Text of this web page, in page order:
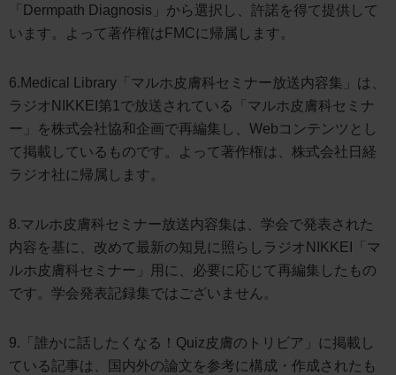
「Dermpath Diagnosis」から選択し、許諾を得て提供して
います。よって著作権はFMCに帰属します。
6.Medical Library「マルホ皮膚科セミナー放送内容集」は、
ラジオNIKKEI第1で放送されている「マルホ皮膚科セミナ
ー」を株式会社協和企画で再編集し、Webコンテンツとし
て掲載しているものです。よって著作権は、株式会社日経
ラジオ社に帰属します。
8.マルホ皮膚科セミナー放送内容集は、学会で発表された
内容を基に、改めて最新の知見に照らしラジオNIKKEI「マ
ルホ皮膚科セミナー」用に、必要に応じて再編集したもの
です。学会発表記録集ではございません。
9.「誰かに話したくなる！Quiz皮膚のトリビア」に掲載し
ている記事は、国内外の論文を参考に構成・作成されたも